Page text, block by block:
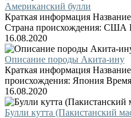
Американский булли
Краткая информация
Страна происхождения: США
16.08.2020
Описание породы Акита-ину
Краткая информация
происхождения: Япония
16.08.2020
Булли кутта (Пакистанский